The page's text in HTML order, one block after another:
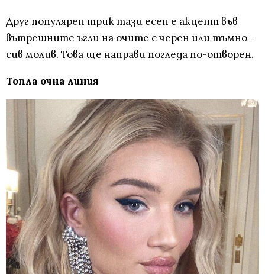
Друг популярен трик тази есен е акцент във
вътрешните ъгли на очите с черен или тъмно-
сив молив. Това ще направи погледа по-отворен.
Топла очна линия